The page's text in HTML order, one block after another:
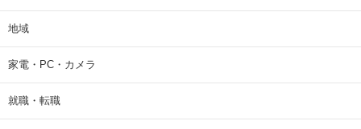
地域
家電・PC・カメラ
就職・転職